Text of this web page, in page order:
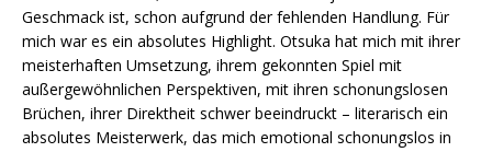
Geschmack ist, schon aufgrund der fehlenden Handlung. Für
mich war es ein absolutes Highlight. Otsuka hat mich mit ihrer
meisterhaften Umsetzung, ihrem gekonnten Spiel mit
außergewöhnlichen Perspektiven, mit ihren schonungslosen
Brüchen, ihrer Direktheit schwer beeindruckt – literarisch ein
absolutes Meisterwerk, das mich emotional schonungslos in